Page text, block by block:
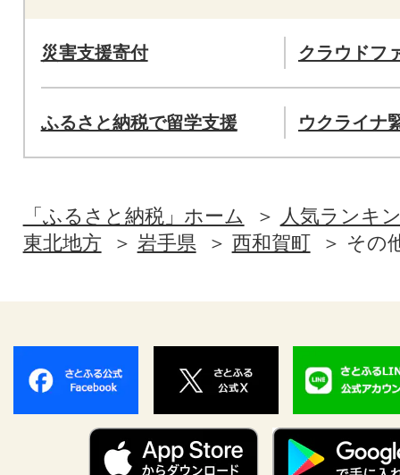
災害支援寄付 クラウドフ
ふるさと納税で留学支援 ウクライナ
「ふるさと納税」ホーム
人気ランキ
東北地方
岩手県 西和賀町 その